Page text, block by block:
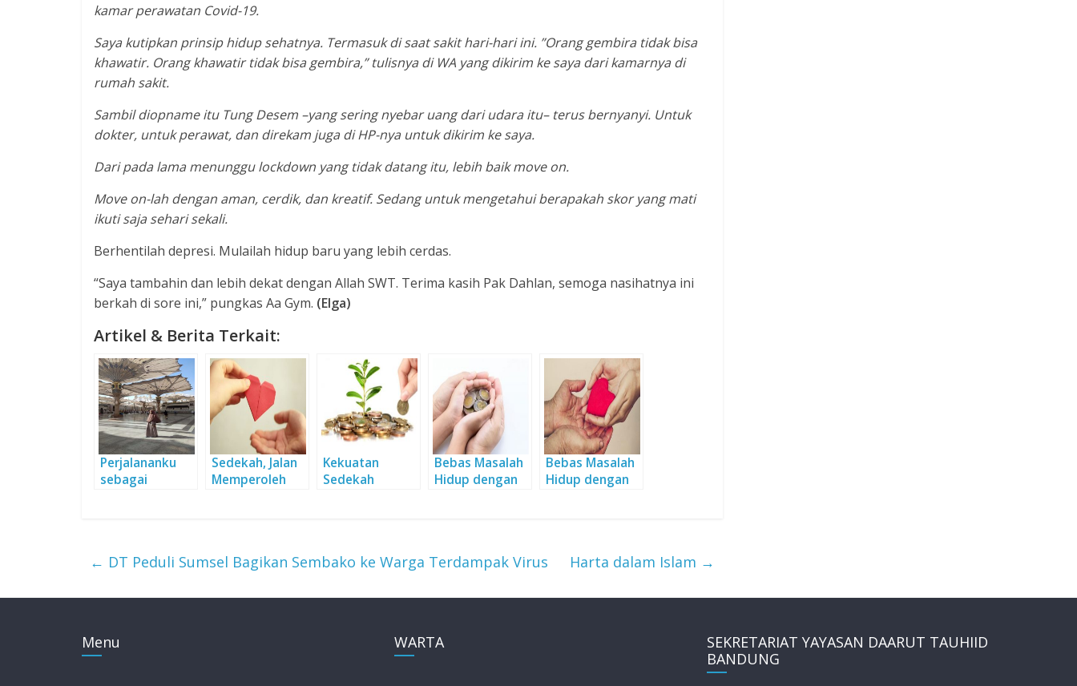
kamar perawatan Covid-19.
Saya kutipkan prinsip hidup sehatnya. Termasuk di saat sakit hari-hari ini. ”Orang gembira tidak bisa
khawatir. Orang khawatir tidak bisa gembira,” tulisnya di WA yang dikirim ke saya dari kamarnya di
rumah sakit.
Sambil diopname itu Tung Desem –yang sering nyebar uang dari udara itu– terus bernyanyi. Untuk
dokter, untuk perawat, dan direkam juga di HP-nya untuk dikirim ke saya.
Dari pada lama menunggu lockdown yang tidak datang itu, lebih baik move on.
Move on-lah dengan aman, cerdik, dan kreatif. Sedang untuk mengetahui berapakah skor yang mati
ikuti saja sehari sekali.
Berhentilah depresi. Mulailah hidup baru yang lebih cerdas.
“Saya tambahin dan lebih dekat dengan Allah SWT. Terima kasih Pak Dahlan, semoga nasihatnya ini
berkah di sore ini,” pungkas Aa Gym. (Elga)
Artikel & Berita Terkait:
Perjalananku
sebagai
Sedekah, Jalan
Memperoleh
Kekuatan
Sedekah
Bebas Masalah
Hidup dengan
Bebas Masalah
Hidup dengan
← DT Peduli Sumsel Bagikan Sembako ke Warga Terdampak Virus Harta dalam Islam →
Menu WARTA
SEKRETARIAT YAYASAN DAARUT TAUHIID
BANDUNG